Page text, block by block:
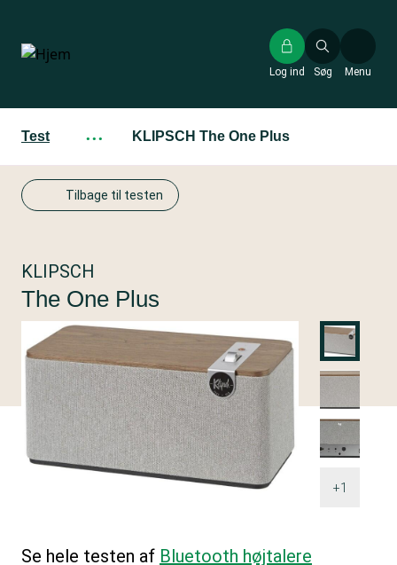
hovedindhold
Søg
Log ind Menu
Test ··· KLIPSCH The One Plus
Tilbage til testen
+1
KLIPSCH
The One Plus
Se hele testen af Bluetooth højtalere